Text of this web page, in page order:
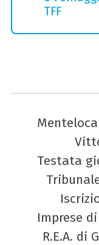
TFF
Testata
Imprese di
R.E.A. di